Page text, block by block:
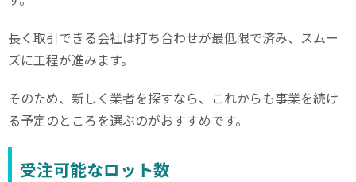
長く取引できる会社は打ち合わせが最低限で済み、スムー
ズに工程が進みます。
そのため、新しく業者を探すなら、これからも事業を続け
る予定のところを選ぶのがおすすめです。
受注可能なロット数